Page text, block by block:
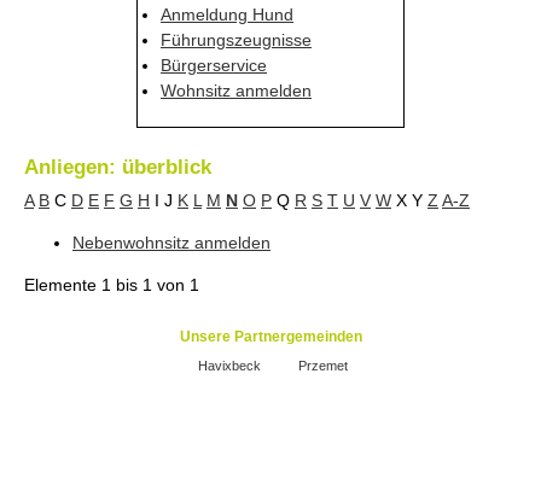
Anmeldung Hund
Führungszeugnisse
Bürgerservice
Wohnsitz anmelden
Anliegen: überblick
A B C D E F G H I J K L M N O P Q R S T U V W X Y Z A-Z
Nebenwohnsitz anmelden
Elemente 1 bis 1 von 1
Unsere Partnergemeinden
Havixbeck Przemet